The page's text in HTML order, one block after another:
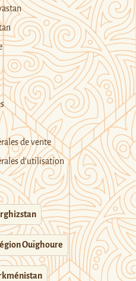
de vente
d’utilisation
Ouïghoure